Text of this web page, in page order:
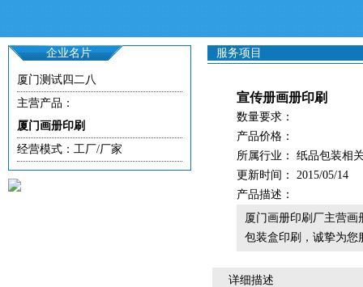
企业名片
厦门测试四二八
主营产品：
厦门画册印刷
经营模式：工厂/厂家
服务项目
宣传册画册印刷
数量要求：
产品价格：
所属行业： 纸品包装相
更新时间： 2015/05/14
产品描述：
厦门画册印刷厂主营画
包装盒印刷，诚挚为您
详细描述